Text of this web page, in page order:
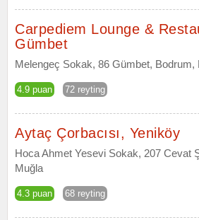
Carpediem Lounge &
Gümbet
Melengeç Sokak, 86 Gümbet, Bodrum,
4.9 puan 72 reyting
Aytaç Çorbacısı, Yeniköy
Hoca Ahmet Yesevi Sokak, 207 Cevat
Muğla
4.3 puan 68 reyting